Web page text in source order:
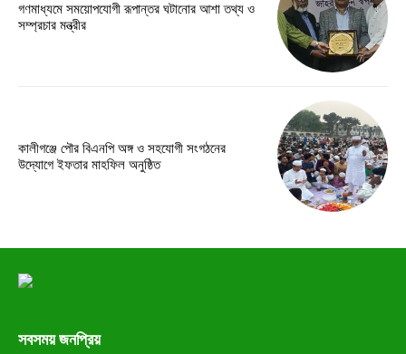
গণমাধ্যমে সময়োপযোগী রূপান্তর ঘটানোর আশা তথ্য ও
সম্প্রচার মন্ত্রীর
কালীগঞ্জে পৌর বিএনপি অঙ্গ ও সহযোগী সংগঠনের
উদ্যোগে ইফতার মাহফিল অনুষ্ঠিত
সবসময় জনপ্রিয়